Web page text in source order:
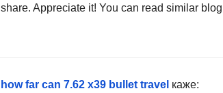
share. Appreciate it! You can read similar
how far can 7.62 x39 bullet travel каже: